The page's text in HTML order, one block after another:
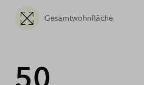
Gesamtwohnfläche
50